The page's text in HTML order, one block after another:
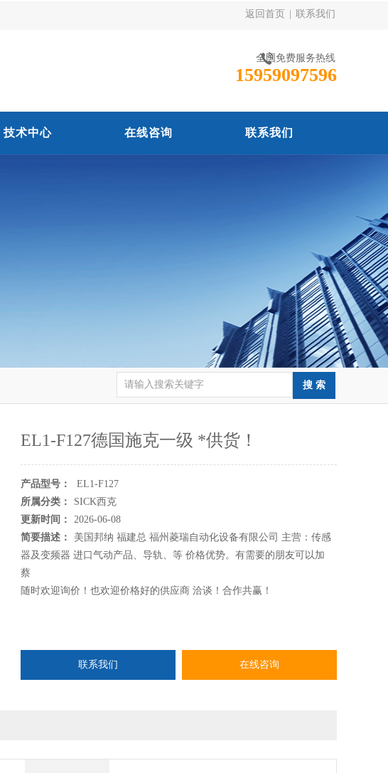
返回首页 联系我们
全国免费服务热线
15959097596
技术中心 在线咨询 联系我们
EL1-F127德国施克一级 *供货！
产品型号：
EL1-F127
所属分类：
SICK西克
更新时间：
2026-06-08
简要描述：
美国邦纳 福建总 福州菱瑞自动化设备有限公司 主营：传感
器及变频器 进口气动产品、导轨、等 价格优势。有需要的朋友可以加
蔡
随时欢迎询价！也欢迎价格好的供应商 洽谈！合作共赢！
联系我们 在线咨询